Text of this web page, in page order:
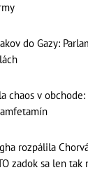
do Gazy:
chaos v
rozpálila
zadok sa len tak